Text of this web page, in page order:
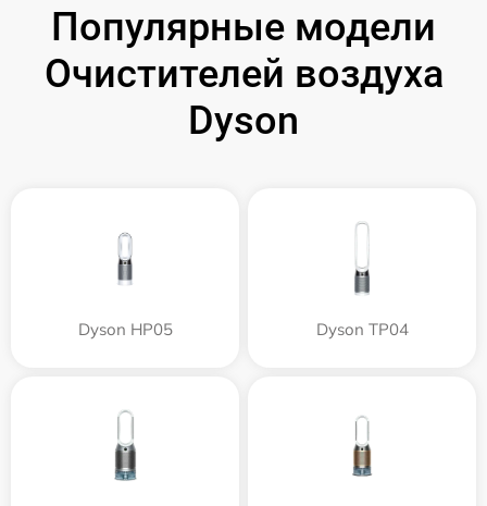
Популярные модели
Очистителей воздуха
Dyson
Dyson HP05 Dyson TP04